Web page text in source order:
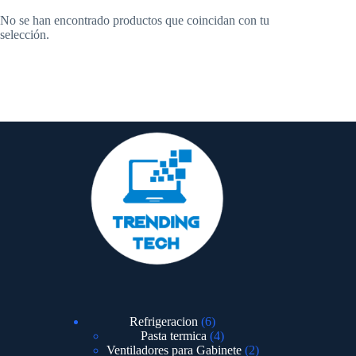
No se han encontrado productos que coincidan con tu
selección.
Refrigeracion 6
Pasta termica 4
Ventiladores para Gabinete 2